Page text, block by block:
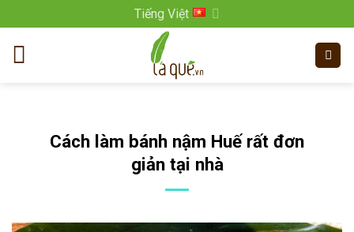
qua
nội
dung
Tiếng Việt
Cách làm bánh nậm Huế rất đơn
giản tại nhà